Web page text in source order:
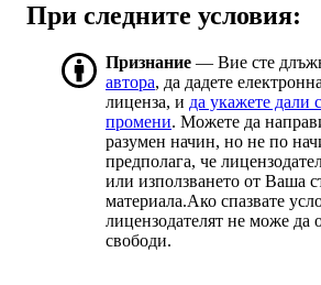
При следните условия:
Признание — Вие сте
автора, да дадете
лиценза, и да укажете дали
промени. Можете да
разумен начин, но не по
предполага, че
или използването от Ваша
материала.Ако спазвате
лицензодателят не може да
свободи.